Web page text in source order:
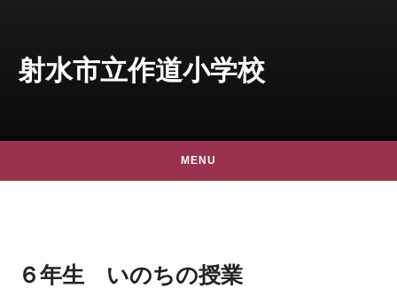
射水市立作道小学校
MENU
６年生 いのちの授業